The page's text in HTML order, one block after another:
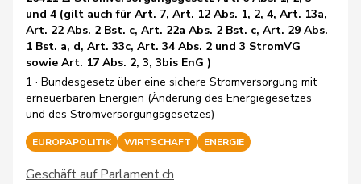
und 4 (gilt auch für Art. 7, Art. 12 Abs. 1, 2, 4, Art. 13a,
Art. 22 Abs. 2 Bst. c, Art. 22a Abs. 2 Bst. c, Art. 29 Abs.
1 Bst. a, d, Art. 33c, Art. 34 Abs. 2 und 3 StromVG
sowie Art. 17 Abs. 2, 3, 3bis EnG )
1 · Bundesgesetz über eine sichere Stromversorgung mit
erneuerbaren Energien (Änderung des Energiegesetzes
und des Stromversorgungsgesetzes)
EUROPAPOLITIK WIRTSCHAFT ENERGIE
Geschäft auf Parlament.ch